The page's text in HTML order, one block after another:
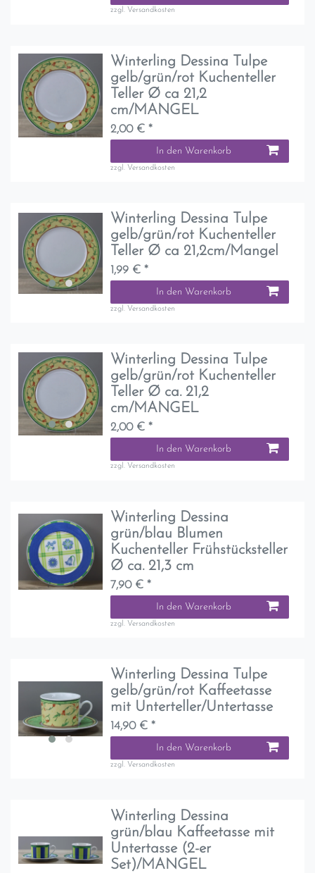
zzgl. Versandkosten
Winterling Dessina Tulpe
gelb/grün/rot Kuchenteller
Teller Ø ca 21,2
cm/MANGEL
2,00 € *
In den Warenkorb
zzgl. Versandkosten
Winterling Dessina Tulpe
gelb/grün/rot Kuchenteller
Teller Ø ca 21,2cm/Mangel
1,99 € *
In den Warenkorb
zzgl. Versandkosten
Winterling Dessina Tulpe
gelb/grün/rot Kuchenteller
Teller Ø ca. 21,2
cm/MANGEL
2,00 € *
In den Warenkorb
zzgl. Versandkosten
Winterling Dessina
grün/blau Blumen
Kuchenteller Frühstücksteller
Ø ca. 21,3 cm
7,90 € *
In den Warenkorb
zzgl. Versandkosten
Winterling Dessina Tulpe
gelb/grün/rot Kaffeetasse
mit Unterteller/Untertasse
14,90 € *
In den Warenkorb
zzgl. Versandkosten
Winterling Dessina
grün/blau Kaffeetasse mit
Untertasse (2-er
Set)/MANGEL